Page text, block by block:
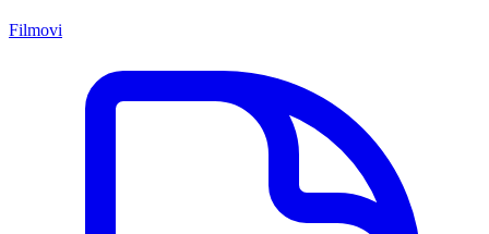
Filmovi